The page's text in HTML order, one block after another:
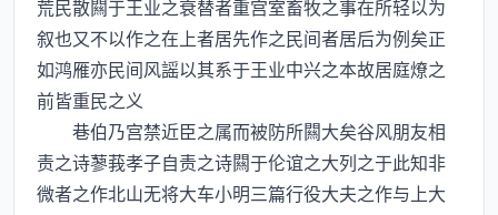
荒民散闗于王业之衰替者重宫室畜牧之事在所轻以为
叙也又不以作之在上者居先作之民间者居后为例矣正
如鸿雁亦民间风謡以其系于王业中兴之本故居庭燎之
前皆重民之义
巷伯乃宫禁近臣之属而被防所闗大矣谷风朋友相
责之诗蓼莪孝子自责之诗闗于伦谊之大列之于此知非
微者之作北山无将大车小明三篇行役大夫之作与上大